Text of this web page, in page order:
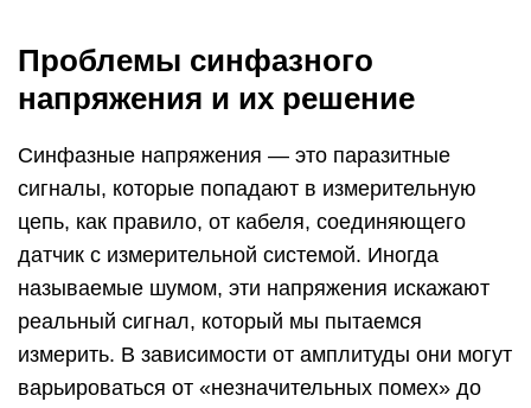
Проблемы синфазного
напряжения и их решение
Синфазные напряжения — это паразитные
сигналы, которые попадают в измерительную
цепь, как правило, от кабеля, соединяющего
датчик с измерительной системой. Иногда
называемые шумом, эти напряжения искажают
реальный сигнал, который мы пытаемся
измерить. В зависимости от амплитуды они могут
варьироваться от «незначительных помех» до